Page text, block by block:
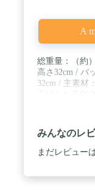
総重量：（約
高さ32cm / バ
32cm / 主素材
高いハンマー
きる。使用後
みんなのレ
まだレビュー